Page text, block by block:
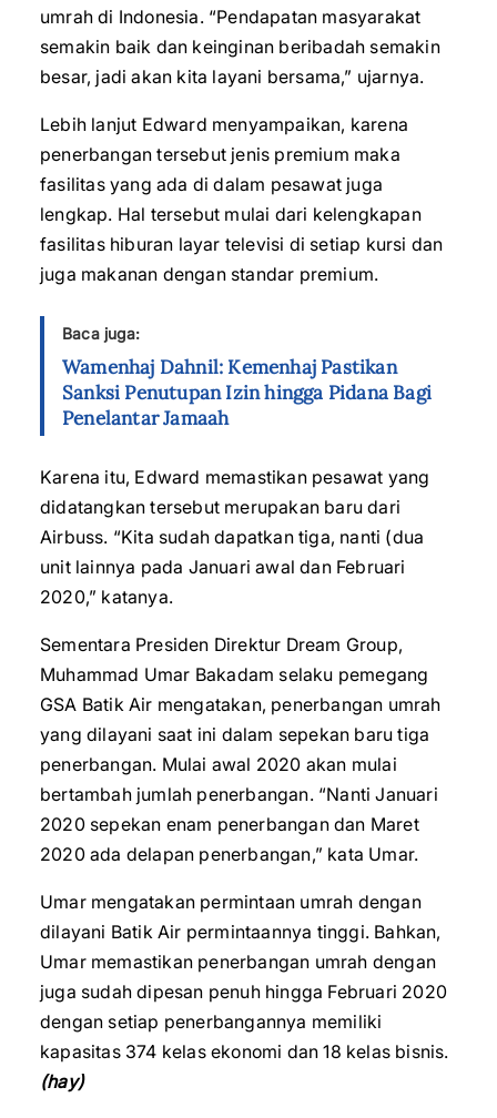
umrah di Indonesia. “Pendapatan masyarakat
semakin baik dan keinginan beribadah semakin
besar, jadi akan kita layani bersama,” ujarnya.
Lebih lanjut Edward menyampaikan, karena
penerbangan tersebut jenis premium maka
fasilitas yang ada di dalam pesawat juga
lengkap. Hal tersebut mulai dari kelengkapan
fasilitas hiburan layar televisi di setiap kursi dan
juga makanan dengan standar premium.
Baca juga:
Wamenhaj Dahnil: Kemenhaj Pastikan
Sanksi Penutupan Izin hingga Pidana Bagi
Penelantar Jamaah
Karena itu, Edward memastikan pesawat yang
didatangkan tersebut merupakan baru dari
Airbuss. “Kita sudah dapatkan tiga, nanti (dua
unit lainnya pada Januari awal dan Februari
2020,” katanya.
Sementara Presiden Direktur Dream Group,
Muhammad Umar Bakadam selaku pemegang
GSA Batik Air mengatakan, penerbangan umrah
yang dilayani saat ini dalam sepekan baru tiga
penerbangan. Mulai awal 2020 akan mulai
bertambah jumlah penerbangan. “Nanti Januari
2020 sepekan enam penerbangan dan Maret
2020 ada delapan penerbangan,” kata Umar.
Umar mengatakan permintaan umrah dengan
dilayani Batik Air permintaannya tinggi. Bahkan,
Umar memastikan penerbangan umrah dengan
juga sudah dipesan penuh hingga Februari 2020
dengan setiap penerbangannya memiliki
kapasitas 374 kelas ekonomi dan 18 kelas bisnis.
(hay)